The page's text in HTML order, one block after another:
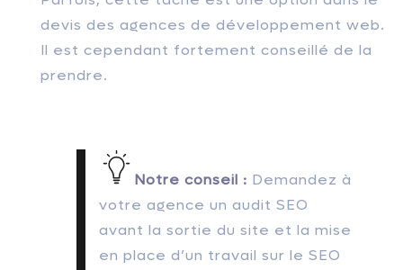
devis des agences de développement web.
Il est cependant fortement conseillé de la
prendre.
Notre conseil : Demandez à
votre agence un audit SEO
avant la sortie du site et la mise
en place d’un travail sur le SEO